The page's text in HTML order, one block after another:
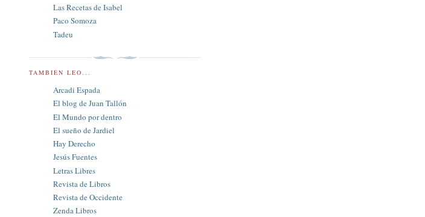
Las Recetas de Isabel
Paco Somoza
Tadeu
TAMBIÉN LEO...
Arcadi Espada
El blog de Juan Tallón
El Mundo por dentro
El sueño de Jardiel
Hay Derecho
Jesús Fuentes
Letras Libres
Revista de Libros
Revista de Occidente
Zenda Libros